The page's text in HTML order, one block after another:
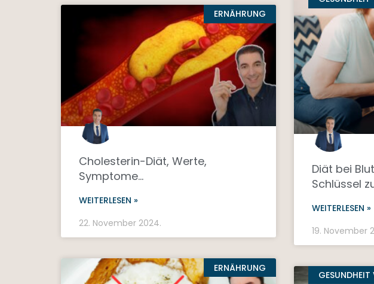
ERNÄHRUNG
Cholesterin-Diät, Werte,
Symptome…
WEITERLESEN »
22. November 2024.
Diät bei
Schlüssel
WEITERLESEN »
19. November
ERNÄHRUNG
GESUNDHEIT